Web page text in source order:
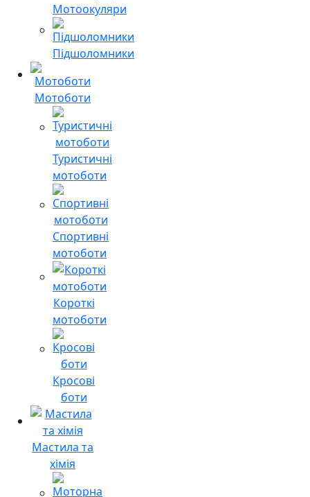
Мотоокуляри
Підшоломники
Мотоботи
Туристичні
мотоботи
Спортивні
мотоботи
Короткі
мотоботи
Кросові
боти
Мастила та
хімія